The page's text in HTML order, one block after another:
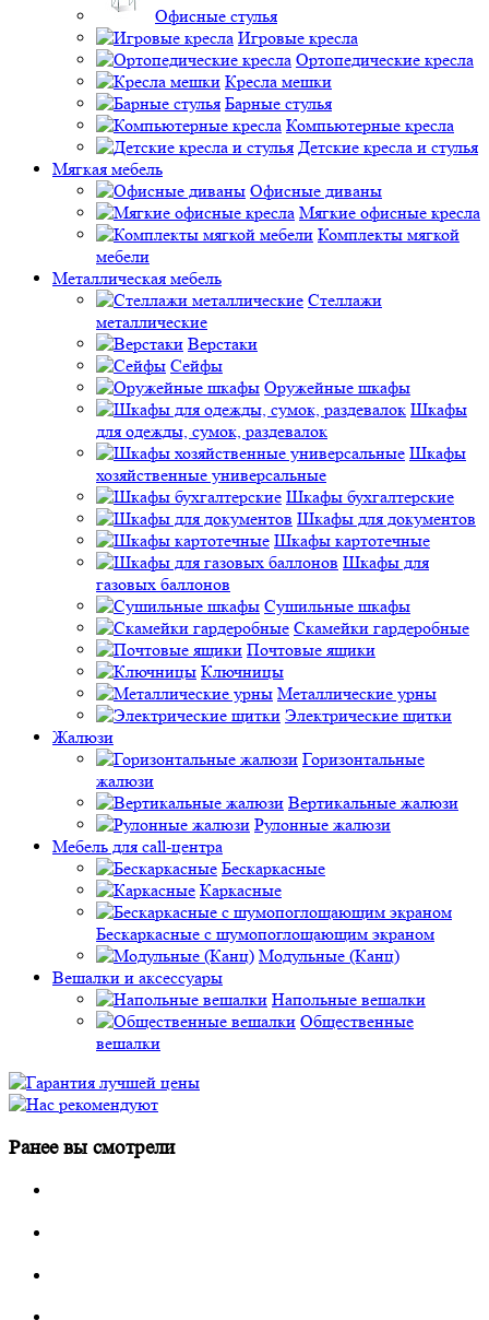
Офисные стулья
Игровые кресла
Ортопедические кресла
Кресла мешки
Барные стулья
Компьютерные кресла
Детские кресла и стулья
Мягкая мебель
Офисные диваны
Мягкие офисные кресла
Комплекты мягкой
мебели
Металлическая мебель
Стеллажи
металлические
Верстаки
Сейфы
Оружейные шкафы
Шкафы
для одежды, сумок, раздевалок
Шкафы
хозяйственные универсальные
Шкафы бухгалтерские
Шкафы для документов
Шкафы картотечные
Шкафы для
газовых баллонов
Сушильные шкафы
Скамейки гардеробные
Почтовые ящики
Ключницы
Металлические урны
Электрические щитки
Жалюзи
Горизонтальные
жалюзи
Вертикальные жалюзи
Рулонные жалюзи
Мебель для call-центра
Бескаркасные
Каркасные
Бескаркасные с шумопоглощающим экраном
Модульные (Канц)
Вешалки и аксессуары
Напольные вешалки
Общественные
вешалки
Ранее вы смотрели